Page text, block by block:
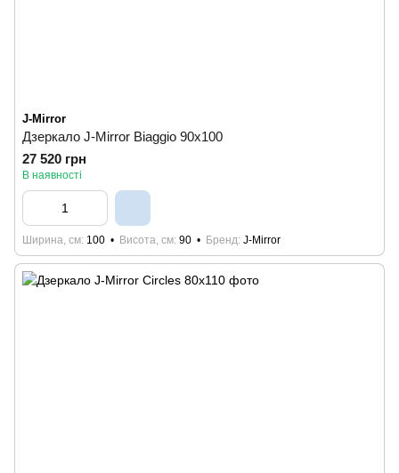
J-Mirror
Дзеркало J-Mirror Biaggio 90x100
27 520 грн
В наявності
Ширина, см 100 Висота, см 90 Бренд J-Mirror